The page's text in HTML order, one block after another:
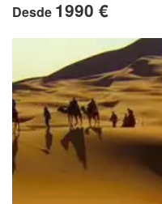
Desde 1990 €